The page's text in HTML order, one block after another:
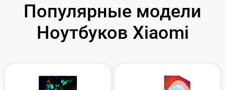
Популярные модели
Ноутбуков Xiaomi